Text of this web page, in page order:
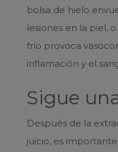
bolsa de hielo
lesiones en la piel,
frío provoca
inflamación y el
Sigue
Después de la
juicio, es importante